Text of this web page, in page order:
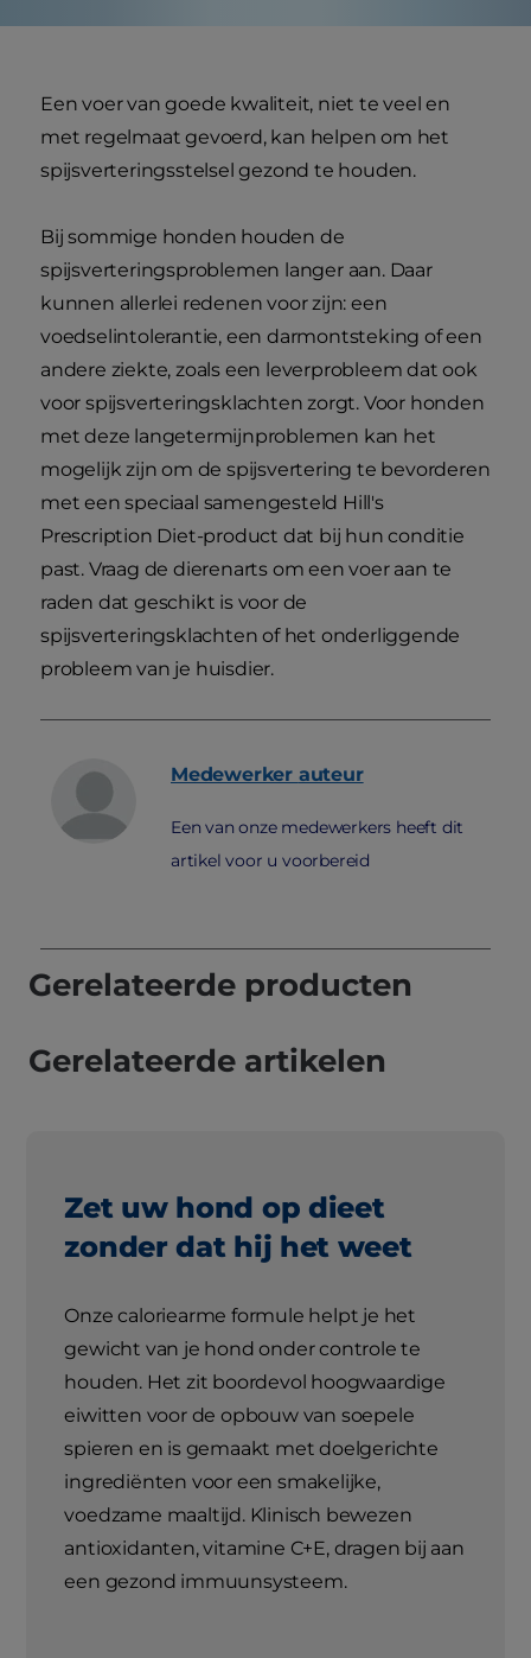
Een voer van goede kwaliteit, niet te veel en
met regelmaat gevoerd, kan helpen om het
spijsverteringsstelsel gezond te houden.
Bij sommige honden houden de
spijsverteringsproblemen langer aan. Daar
kunnen allerlei redenen voor zijn: een
voedselintolerantie, een darmontsteking of een
andere ziekte, zoals een leverprobleem dat ook
voor spijsverteringsklachten zorgt. Voor honden
met deze langetermijnproblemen kan het
mogelijk zijn om de spijsvertering te bevorderen
met een speciaal samengesteld Hill's
Prescription Diet-product dat bij hun conditie
past. Vraag de dierenarts om een voer aan te
raden dat geschikt is voor de
spijsverteringsklachten of het onderliggende
probleem van je huisdier.
Medewerker auteur
Een van onze medewerkers heeft dit
artikel voor u voorbereid
Gerelateerde producten
Gerelateerde artikelen
Zet uw hond op dieet
zonder dat hij het weet
Onze caloriearme formule helpt je het
gewicht van je hond onder controle te
houden. Het zit boordevol hoogwaardige
eiwitten voor de opbouw van soepele
spieren en is gemaakt met doelgerichte
ingrediënten voor een smakelijke,
voedzame maaltijd. Klinisch bewezen
antioxidanten, vitamine C+E, dragen bij aan
een gezond immuunsysteem.